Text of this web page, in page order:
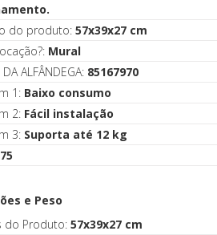
do produto: 57x39x27 cm
Mural
ALFÂNDEGA: 85167970
1: Baixo consumo
2: Fácil instalação
3: Suporta até 12 kg
e Peso
do Produto: 57x39x27 cm